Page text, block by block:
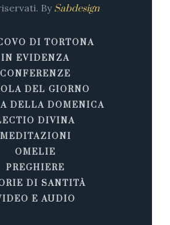
By Sabdesign
DI TORTONA
IN EVIDENZA
CONFERENZE
DEL GIORNO
DELLA DOMENICA
DIVINA
MEDITAZIONI
OMELIE
PREGHIERE
DI SANTITÀ
E AUDIO